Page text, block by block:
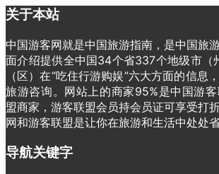
关于本站
中国游客网就是中国旅游指南，是中国旅
面介绍提供全中国34个省337个地级市（
（区）在“吃住行游购娱”六大方面的信息
旅游咨询。网站上的商家95%是中国游
盟商家，游客联盟会员持会员证可享受打
网和游客联盟是让你在旅游和生活中处处省
导航关键字